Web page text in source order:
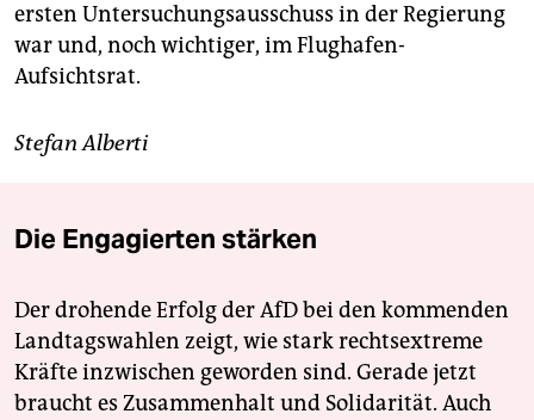
ersten Untersuchungsausschuss in der Regierung
war und, noch wichtiger, im Flughafen-
Aufsichtsrat.
Stefan Alberti
Die Engagierten stärken
Der drohende Erfolg der AfD bei den kommenden
Landtagswahlen zeigt, wie stark rechtsextreme
Kräfte inzwischen geworden sind. Gerade jetzt
braucht es Zusammenhalt und Solidarität. Auch